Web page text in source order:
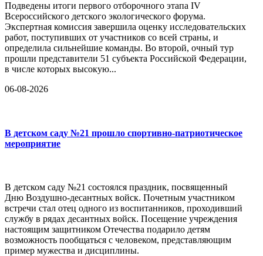
Подведены итоги первого отборочного этапа IV
Всероссийского детского экологического форума.
Экспертная комиссия завершила оценку исследовательских
работ, поступивших от участников со всей страны, и
определила сильнейшие команды. Во второй, очный тур
прошли представители 51 субъекта Российской Федерации,
в числе которых высокую...
06-08-2026
В детском саду №21 прошло спортивно-патриотическое
мероприятие
В детском саду №21 состоялся праздник, посвященный
Дню Воздушно-десантных войск. Почетным участником
встречи стал отец одного из воспитанников, проходивший
службу в рядах десантных войск. Посещение учреждения
настоящим защитником Отечества подарило детям
возможность пообщаться с человеком, представляющим
пример мужества и дисциплины.